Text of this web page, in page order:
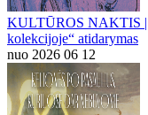
KULTŪROS NAKTIS |
kolekcijoje“ atidarymas
nuo 2026 06 12